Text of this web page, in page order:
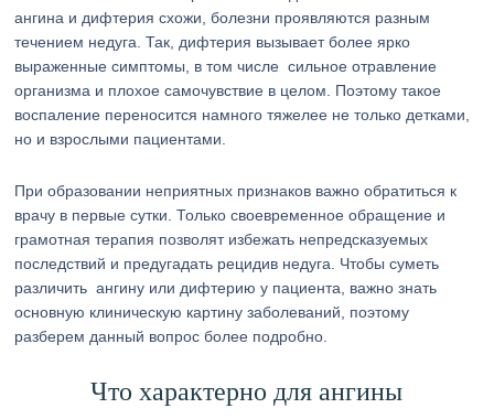
ангина и дифтерия схожи, болезни проявляются разным
течением недуга. Так, дифтерия вызывает более ярко
выраженные симптомы, в том числе сильное отравление
организма и плохое самочувствие в целом. Поэтому такое
воспаление переносится намного тяжелее не только детками,
но и взрослыми пациентами.
При образовании неприятных признаков важно обратиться к
врачу в первые сутки. Только своевременное обращение и
грамотная терапия позволят избежать непредсказуемых
последствий и предугадать рецидив недуга. Чтобы суметь
различить ангину или дифтерию у пациента, важно знать
основную клиническую картину заболеваний, поэтому
разберем данный вопрос более подробно.
Что характерно для ангины